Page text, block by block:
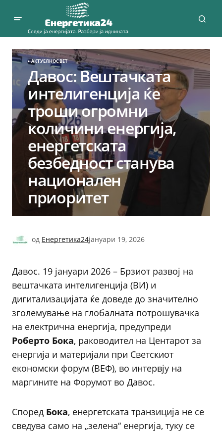
АКТУЕЛНОСВЕТ
Давос: Вештачката
интелигенција ќе
троши огромни
количини енергија,
енергетската
безбедност станува
национален
приоритет
од Енергетика24јануари 19, 2026
Давос. 19 јануари 2026 – Брзиот развој на
вештачката интелигенција (ВИ) и
дигитализацијата ќе доведе до значително
зголемување на глобалната потрошувачка
на електрична енергија, предупреди
Роберто Бока, раководител на Центарот за
енергија и материјали при Светскиот
економски форум (ВЕФ), во интервју на
маргините на Форумот во Давос.
Според Бока, енергетската транзиција не се
сведува само на „зелена“ енергија, туку се